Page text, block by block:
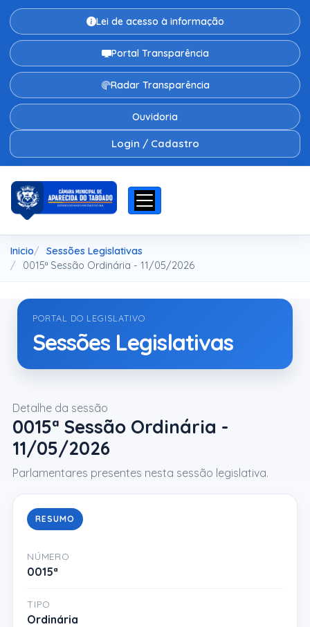
Lei de acesso à informação
Portal Transparência
Radar Transparência
Ouvidoria
Login / Cadastro
Inicio
Sessões Legislativas
0015ª Sessão Ordinária - 11/05/2026
PORTAL DO LEGISLATIVO
Sessões Legislativas
Detalhe da sessão
0015ª Sessão Ordinária -
11/05/2026
Parlamentares presentes nesta sessão legislativa.
RESUMO
NÚMERO
0015ª
TIPO
Ordinária